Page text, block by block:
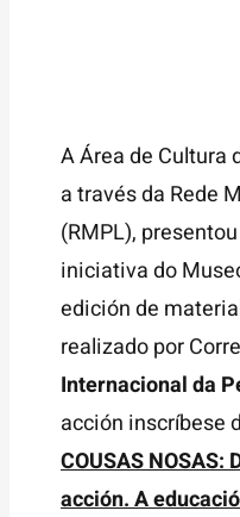
A Área de Cultura
a través da Rede
(RMPL),
iniciativa do
edición de
realizado por
Internacional da
acción inscríbese
COUSAS
acción. A